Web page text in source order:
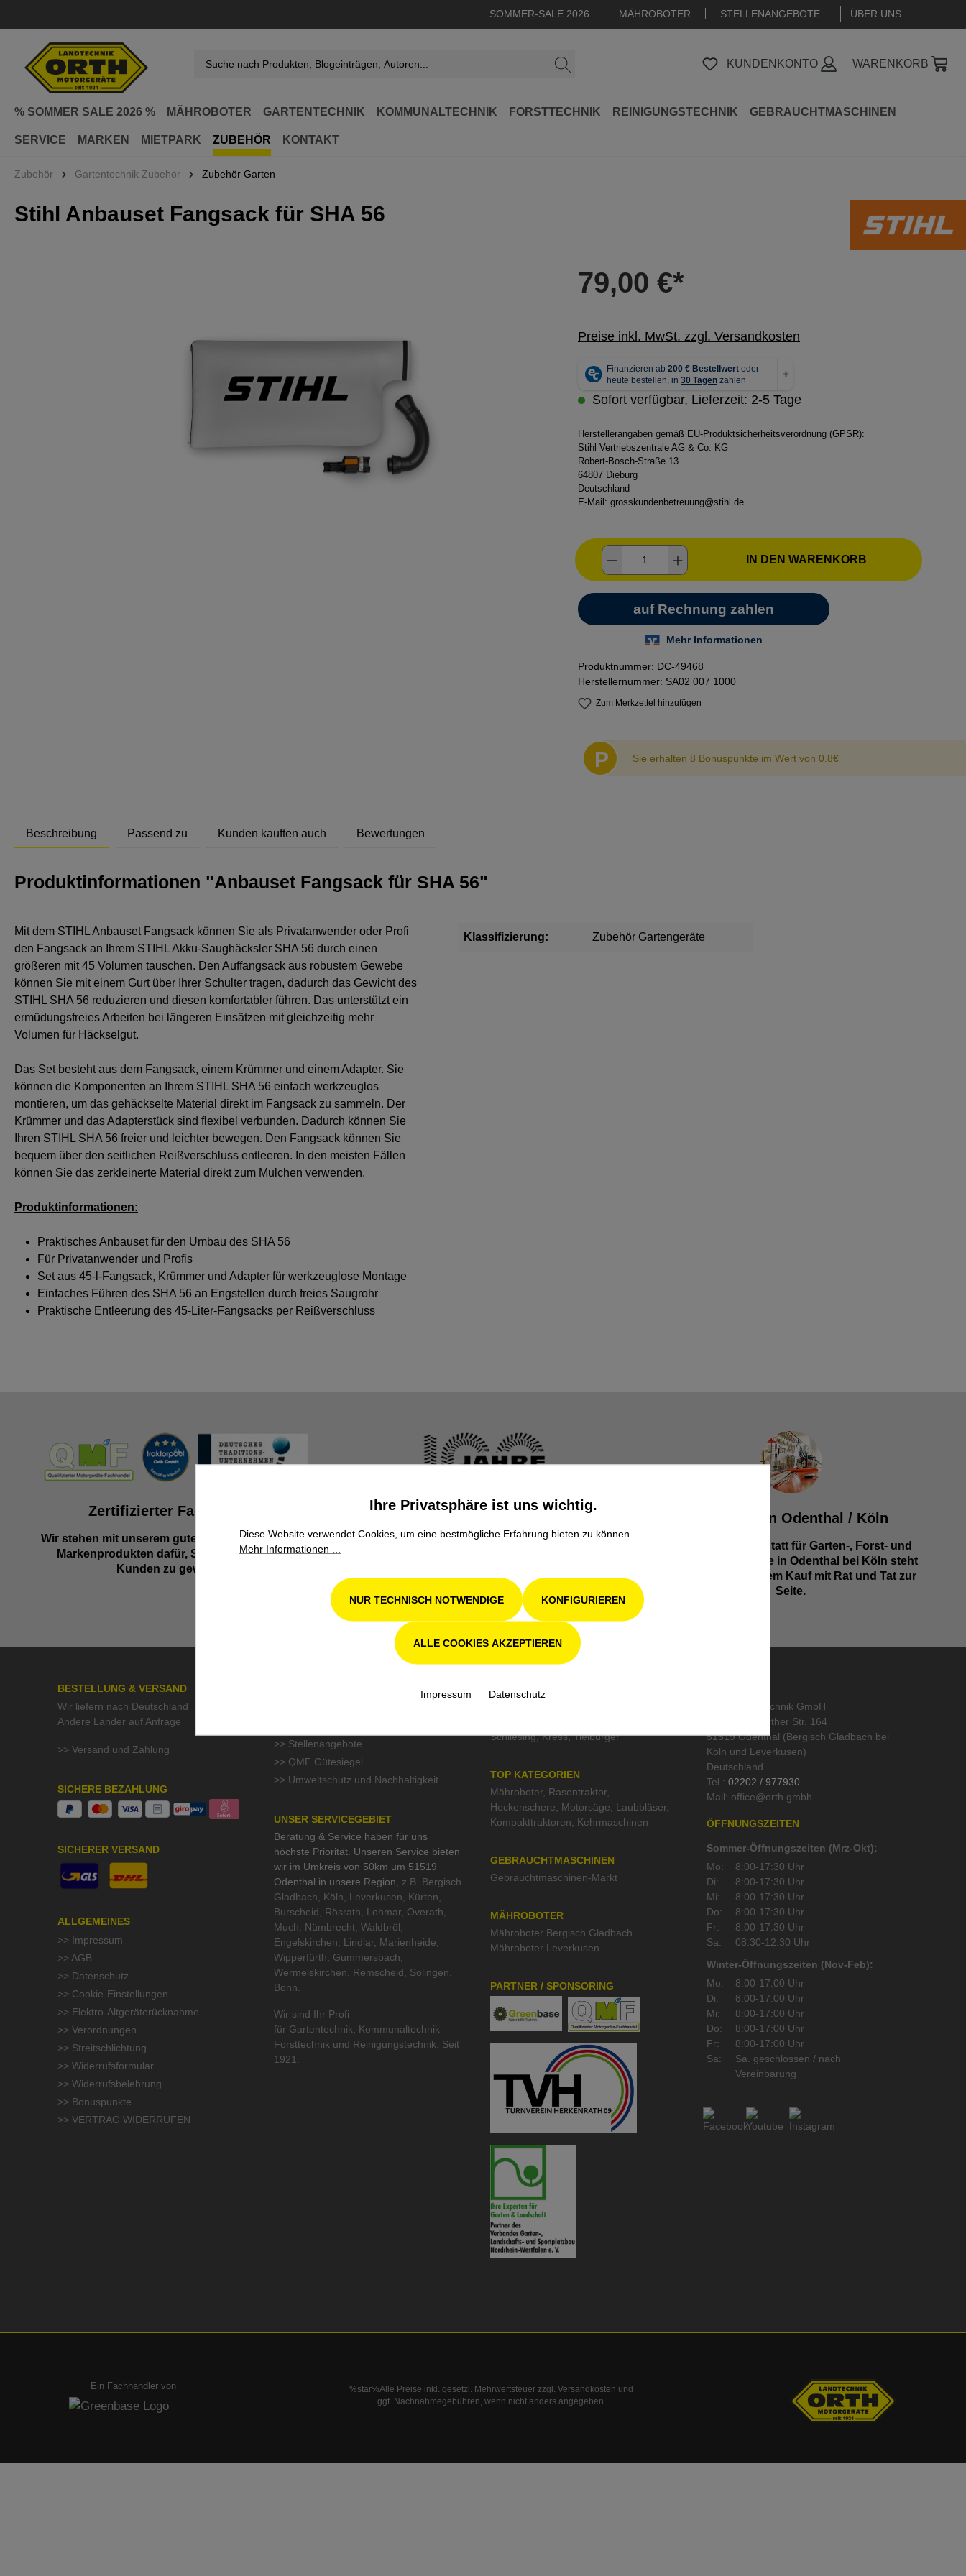
SOMMER-SALE 2026 MÄHROBOTER STELLENANGEBOTE ÜBER UNS
KUNDENKONTO WARENKORB
% SOMMER SALE 2026 % MÄHROBOTER GARTENTECHNIK KOMMUNALTECHNIK FORSTTECHNIK REINIGUNGSTECHNIK GEBRAUCHTMASCHINEN
SERVICE MARKEN MIETPARK ZUBEHÖR KONTAKT
Zubehör Gartentechnik Zubehör Zubehör Garten
Stihl Anbauset Fangsack für SHA 56
79,00 €*
Preise inkl. MwSt. zzgl. Versandkosten
Sofort verfügbar, Lieferzeit: 2-5 Tage
Herstellerangaben gemäß EU-Produktsicherheitsverordnung (GPSR):
Stihl Vertriebszentrale AG & Co. KG
Robert-Bosch-Straße 13
64807 Dieburg
Deutschland
E-Mail: grosskundenbetreuung@stihl.de
Produkt Anzahl: Gib den gewünschten Wert
IN DEN WARENKORB
Produktnummer: DC-49468
Herstellernummer: SA02 007 1000
Zum Merkzettel hinzufügen
P Sie erhalten 8 Bonuspunkte im Wert von 0.8€
Beschreibung Passend zu Kunden kauften auch Bewertungen
Produktinformationen "Anbauset Fangsack für SHA 56"
Mit dem STIHL Anbauset Fangsack können Sie als Privatanwender oder Profi
den Fangsack an Ihrem STIHL Akku-Saughäcksler SHA 56 durch einen
größeren mit 45 Volumen tauschen. Den Auffangsack aus robustem Gewebe
können Sie mit einem Gurt über Ihrer Schulter tragen, dadurch das Gewicht des
STIHL SHA 56 reduzieren und diesen komfortabler führen. Das unterstützt ein
ermüdungsfreies Arbeiten bei längeren Einsätzen mit gleichzeitig mehr
Volumen für Häckselgut.
Das Set besteht aus dem Fangsack, einem Krümmer und einem Adapter. Sie
können die Komponenten an Ihrem STIHL SHA 56 einfach werkzeuglos
montieren, um das gehäckselte Material direkt im Fangsack zu sammeln. Der
Krümmer und das Adapterstück sind flexibel verbunden. Dadurch können Sie
Ihren STIHL SHA 56 freier und leichter bewegen. Den Fangsack können Sie
bequem über den seitlichen Reißverschluss entleeren. In den meisten Fällen
können Sie das zerkleinerte Material direkt zum Mulchen verwenden.
Produktinformationen:
Praktisches Anbauset für den Umbau des SHA 56
Für Privatanwender und Profis
Set aus 45-l-Fangsack, Krümmer und Adapter für werkzeuglose Montage
Einfaches Führen des SHA 56 an Engstellen durch freies Saugrohr
Praktische Entleerung des 45-Liter-Fangsacks per Reißverschluss
Klassifizierung: Zubehör Gartengeräte
Zertifizierter Fachhändler
Wir stehen mit unserem guten Namen und besten
Markenprodukten dafür, Sie als zufriedenen
Kunden zu gewinnen.
Familienbetrieb
Zuverlässigkeit.
Werkstatt in Odenthal / Köln
Unsere Fachwerkstatt für Garten-, Forst- und
Landtechnik- Geräte in Odenthal bei Köln steht
Ihnen auch nach dem Kauf mit Rat und Tat zur
Seite.
BESTELLUNG & VERSAND
Wir liefern nach Deutschland
Andere Länder auf Anfrage
>> Versand und Zahlung
SICHERE BEZAHLUNG
SICHERER VERSAND
ALLGEMEINES
>> Impressum
>> AGB
>> Datenschutz
>> Cookie-Einstellungen
>> Elektro-Altgeräterücknahme
>> Verordnungen
>> Streitschlichtung
>> Widerrufsformular
>> Widerrufsbelehrung
>> Bonuspunkte
>> VERTRAG WIDERRUFEN
>> Stellenangebote
>> QMF Gütesiegel
>> Umweltschutz und Nachhaltigkeit
UNSER SERVICEGEBIET
Beratung & Service haben für uns
höchste Priorität. Unseren Service bieten
wir im Umkreis von 50km um 51519
Odenthal in unsere Region , z.B. Bergisch
Gladbach, Köln, Leverkusen, Kürten,
Burscheid, Rösrath, Lohmar, Overath,
Much, Nümbrecht, Waldbröl,
Engelskirchen, Lindlar, Marienheide,
Wipperfürth, Gummersbach,
Wermelskirchen, Remscheid, Solingen,
Bonn.
Wir sind Ihr Profi
für Gartentechnik
Kommunaltechnik
Forsttechnik und Reinigungstechnik . Seit
1921.
UNSERE MARKEN
Schliesing,Kress,Tielbürger
TOP KATEGORIEN
Mähroboter Rasentraktor
Heckenschere
Motorsäge Laubbläser
Kompakttraktoren
Kehrmaschinen
GEBRAUCHTMASCHINEN
Gebrauchtmaschinen-Markt
MÄHROBOTER
Mähroboter Bergisch Gladbach
Mähroboter Leverkusen
PARTNER / SPONSORING
ORTH Landtechnik GmbH
Alte Wipperfürther Str. 164
51519 Odenthal (Bergisch Gladbach bei
Köln und Leverkusen)
Deutschland
Tel.: 02202 / 977930
Mail:
ÖFFNUNGSZEITEN
Sommer-Öffnungszeiten (Mrz-Okt):
Mo:
8:00-17:30 Uhr
Di:
8:00-17:30 Uhr
Mi:
8:00-17:30 Uhr
Do:
8:00-17:30 Uhr
Fr:
8:00-17:30 Uhr
Sa:
08:30-12:30 Uhr
Winter-Öffnungszeiten (Nov-Feb):
Mo:
8:00-17:00 Uhr
Di:
8:00-17:00 Uhr
Mi:
8:00-17:00 Uhr
Do:
8:00-17:00 Uhr
Fr:
8:00-17:00 Uhr
Sa:
Sa. geschlossen / nach
Vereinbarung
Ein Fachhändler von %star%Alle Preise inkl. gesetzl. Mehrwertsteuer zzgl.Versandkosten und
ggf. Nachnahmegebühren, wenn nicht anders angegeben.
Ihre Privatsphäre ist uns wichtig.
Diese Website verwendet Cookies, um eine bestmögliche Erfahrung bieten zu können.
Mehr Informationen ...
NUR TECHNISCH NOTWENDIGE KONFIGURIEREN
ALLE COOKIES AKZEPTIEREN
Impressum Datenschutz